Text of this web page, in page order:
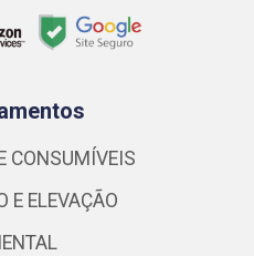
CONSUMÍVEIS
E ELEVAÇÃO